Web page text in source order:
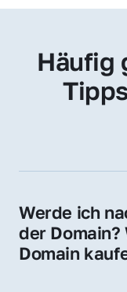
Häufig
Werde ich
der Domain?
Domain